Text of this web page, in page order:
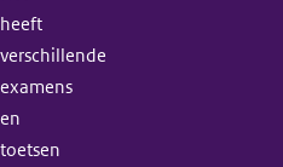
heeft
verschillende
examens
en
toetsen